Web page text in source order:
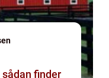
finder